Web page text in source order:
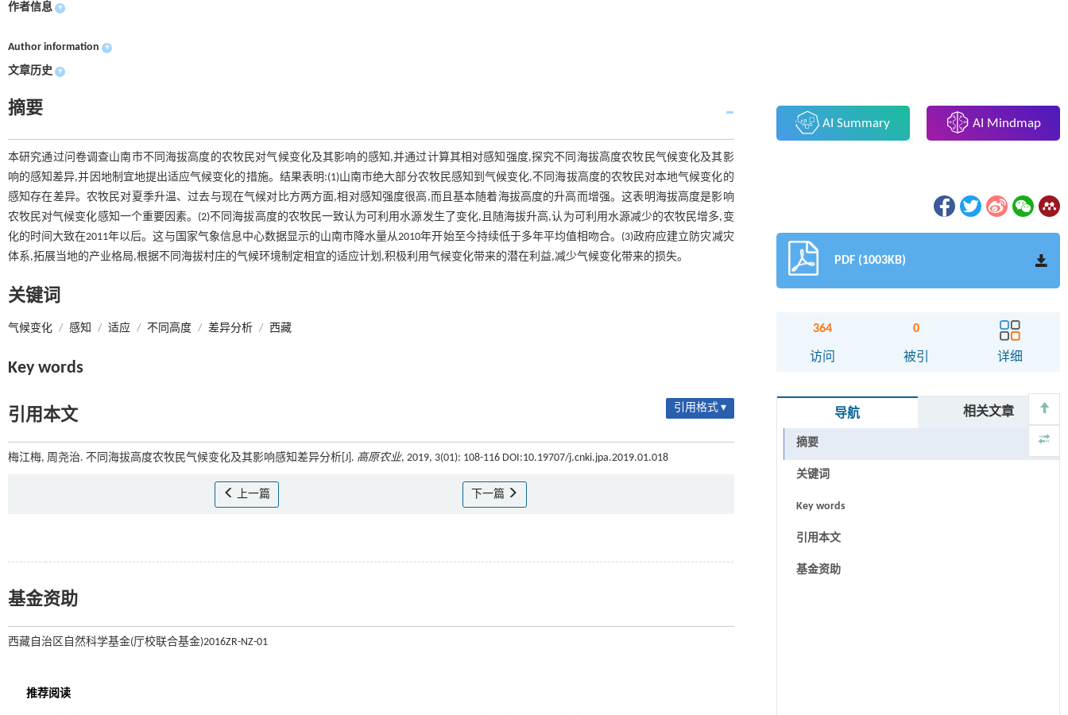
作者信息 +
Author information +
文章历史 +
摘要
本研究通过问卷调查山南市不同海拔高度的农牧民对气候变化及其影响的感知,并通过计算其相对感知强度,探究不同海拔高度农牧民气候变化及其影
响的感知差异,并因地制宜地提出适应气候变化的措施。结果表明:(1)山南市绝大部分农牧民感知到气候变化,不同海拔高度的农牧民对本地气候变化的
感知存在差异。农牧民对夏季升温、过去与现在气候对比方两方面,相对感知强度很高,而且基本随着海拔高度的升高而增强。这表明海拔高度是影响
农牧民对气候变化感知一个重要因素。(2)不同海拔高度的农牧民一致认为可利用水源发生了变化,且随海拔升高,认为可利用水源减少的农牧民增多,变
化的时间大致在2011年以后。这与国家气象信息中心数据显示的山南市降水量从2010年开始至今持续低于多年平均值相吻合。(3)政府应建立防灾减灾
体系,拓展当地的产业格局,根据不同海拔村庄的气候环境制定相宜的适应计划,积极利用气候变化带来的潜在利益,减少气候变化带来的损失。
关键词
气候变化 / 感知 / 适应 / 不同高度 / 差异分析 / 西藏
Key words
引用本文 引用格式 ▾
梅江梅, 周尧治. 不同海拔高度农牧民气候变化及其影响感知差异分析[J]. 高原农业, 2019, 3(01): 108-116 DOI:10.19707/j.cnki.jpa.2019.01.018
上一篇 下一篇
基金资助
西藏自治区自然科学基金(厅校联合基金)2016ZR-NZ-01
AI Summary AI Mindmap
PDF (1003KB)
364
访问
0
被引 详细
导航 相关文章
摘要
关键词
Key words
引用本文
基金资助